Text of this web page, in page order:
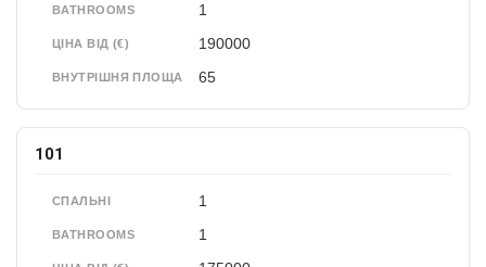
BATHROOMS 1
ЦІНА ВІД (€) 190000
ВНУТРІШНЯ ПЛОЩА 65
101
СПАЛЬНІ 1
BATHROOMS 1